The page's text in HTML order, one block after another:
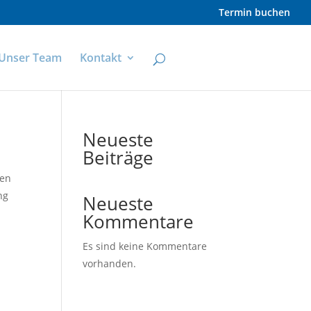
Termin buchen
Team Kontakt
Neueste
Beiträge
Neueste
Kommentare
Es sind keine Kommentare
vorhanden.